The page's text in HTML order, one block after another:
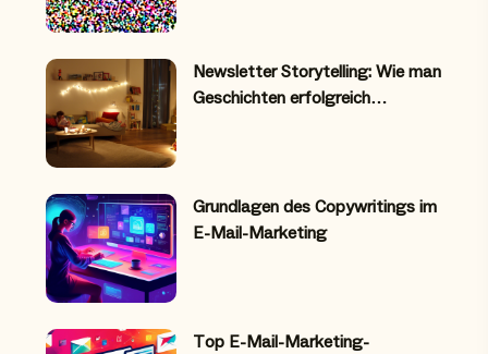
Newsletter Storytelling: Wie man
Geschichten erfolgreich…
Grundlagen des Copywritings im
E-Mail-Marketing
Top E-Mail-Marketing-